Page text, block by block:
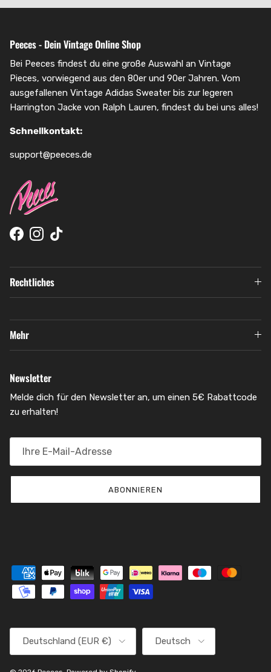
Peeces - Dein Vintage Online Shop
Bei Peeces findest du eine große Auswahl an Vintage
Pieces, vorwiegend aus den 80er und 90er Jahren. Vom
ausgefallenen Vintage Adidas Sweater bis zur legeren
Harrington Jacke von Ralph Lauren, findest du bei uns alles!
Schnellkontakt:
support@peeces.de
Facebook
Instagram
TikTok
Rechtliches
Mehr
Newsletter
Melde dich für den Newsletter an, um einen 5€ Rabattcode
zu erhalten!
ABONNIEREN
Deutschland (EUR €) Deutsch